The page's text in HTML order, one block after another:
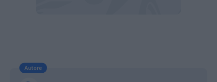
Autore